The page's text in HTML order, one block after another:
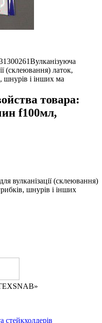
(склеювання) латок,
шнурів і інших ма
товара:
f100мл,
вулканізації (склеювання)
шнурів і інших
стейкхолдерів